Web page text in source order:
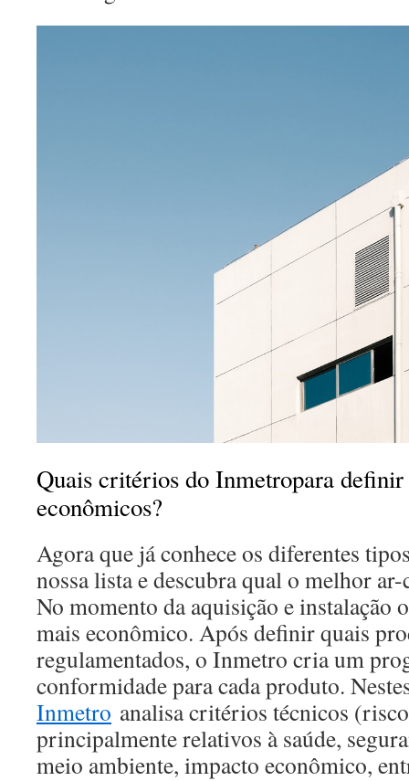
Quais critérios do Inmetropara
econômicos?
Agora que já conhece os diferentes
nossa lista e descubra qual o melhor
No momento da aquisição e instalação
mais econômico. Após definir quais
regulamentados, o Inmetro cria um
conformidade para cada produto.
Inmetro analisa critérios técnicos
principalmente relativos à saúde,
meio ambiente, impacto econômico,